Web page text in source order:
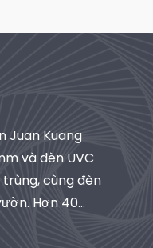
Juan Kuang
và đèn UVC
cùng đèn
Hơn 40